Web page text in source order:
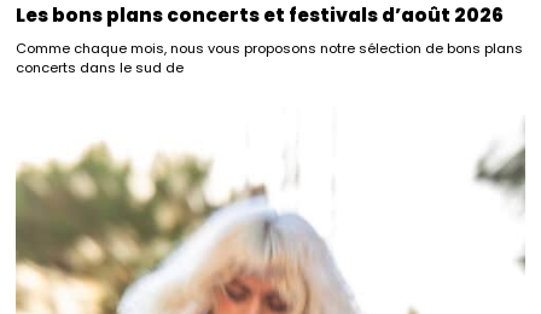
Les bons plans concerts et festivals d’août 2026
Comme chaque mois, nous vous proposons notre sélection de bons plans
concerts dans le sud de